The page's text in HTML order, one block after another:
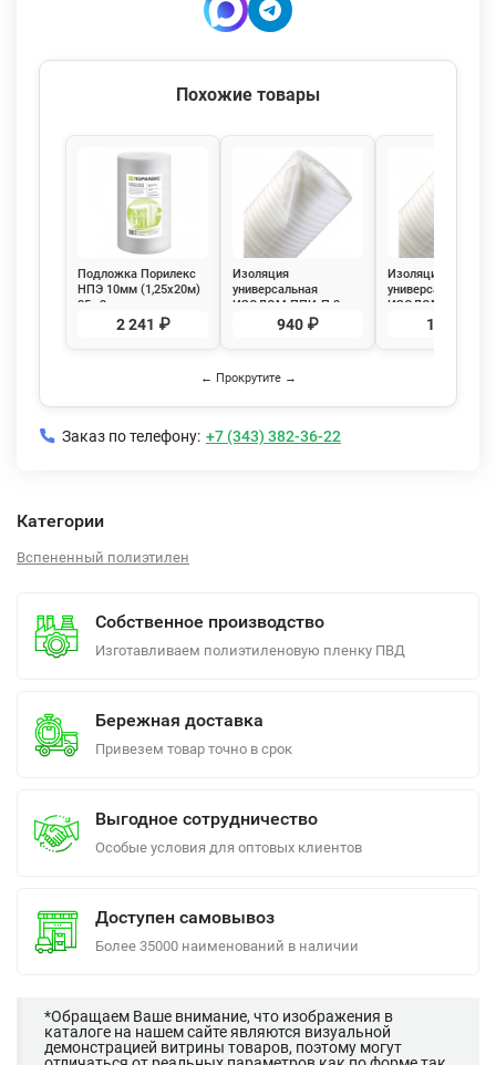
Похожие товары
Подложка Порилекс
НПЭ 10мм (1,25х20м)
25м2
2 241 ₽
Изоляция
универсальная
ИЗОДОМ ППИ-П 2 мм
(1*50 м) 50 м2
940 ₽
Изоляция
универсальная
ИЗОДОМ ППИ-П
(1*25 м) 25 м2
1 710 ₽
← Прокрутите →
Заказ по телефону: +7 (343) 382-36-22
Категории
Вспененный полиэтилен
Собственное производство
Изготавливаем полиэтиленовую пленку ПВД
Бережная доставка
Привезем товар точно в срок
Выгодное сотрудничество
Особые условия для оптовых клиентов
Доступен самовывоз
Более 35000 наименований в наличии
*Обращаем Ваше внимание, что изображения в
каталоге на нашем сайте являются визуальной
демонстрацией витрины товаров, поэтому могут